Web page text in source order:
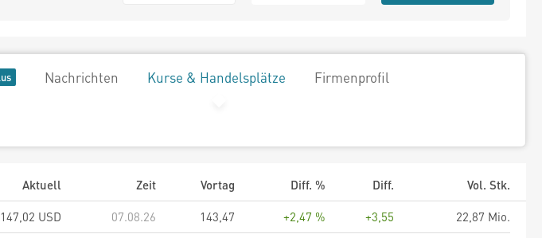
Nachrichten Kurse & Handelsplätze Firmenprofil
Aktuell Zeit Vortag Diff. % Diff.
Vol. Stk.
147,02 USD 07.08.26 143,47 +2,47 % +3,55
22,87 Mio.